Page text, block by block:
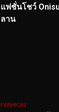
แฟชั่นโชว์
ลาน
FASHION